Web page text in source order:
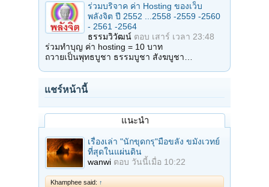
ร่วมบริจาค ค่า Hosting ของเว็บ
พลังจิต ปี 2552 ...2558 -2559 -2560
- 2561 -2564
ธรรมวิวัฒน์ ตอบ เสาร์ เวลา 23:48
ร่วมทำบุญ ค่า hosting = 10 บาท
ถวายเป็นพุทธบูชา ธรรมบูชา สังฆบูชา…
แชร์หน้านี้
แนะนำ
เรื่องเล่า "นักขุดกรุ"มือขลัง ขมังเวทย์
ที่สุดในแผ่นดิน
wanwi ตอบ วันนี้เมื่อ 10:22
Khamphee said: ↑